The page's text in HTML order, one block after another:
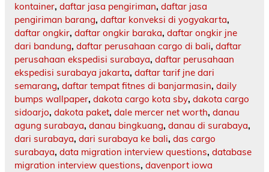
kontainer, daftar jasa pengiriman, daftar jasa
pengiriman barang, daftar konveksi di yogyakarta,
daftar ongkir, daftar ongkir baraka, daftar ongkir jne
dari bandung, daftar perusahaan cargo di bali, daftar
perusahaan ekspedisi surabaya, daftar perusahaan
ekspedisi surabaya jakarta, daftar tarif jne dari
semarang, daftar tempat fitnes di banjarmasin, daily
bumps wallpaper, dakota cargo kota sby, dakota cargo
sidoarjo, dakota paket, dale mercer net worth, danau
agung surabaya, danau bingkuang, danau di surabaya,
dari surabaya, dari surabaya ke bali, das cargo
surabaya, data migration interview questions, database
migration interview questions, davenport iowa